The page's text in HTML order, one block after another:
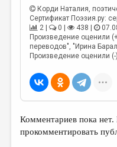
МЕДИА
ВКОНТАКТЕ
Корди Наталия,
Сертификат Поэзия.ру:
2 |
0 | 438 |
Произведение оценили
переводов", "Ирина
Произведение оценили (-):
Комментариев пока
прокомментировать